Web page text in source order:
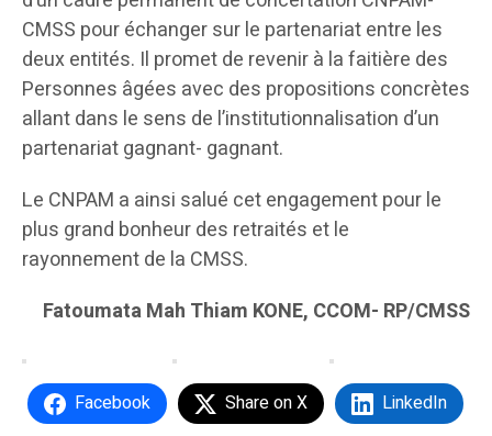
CMSS pour échanger sur le partenariat entre les
deux entités. Il promet de revenir à la faitière des
Personnes âgées avec des propositions concrètes
allant dans le sens de l’institutionnalisation d’un
partenariat gagnant- gagnant.
Le CNPAM a ainsi salué cet engagement pour le
plus grand bonheur des retraités et le
rayonnement de la CMSS.
Fatoumata Mah Thiam KONE, CCOM- RP/CMSS
Facebook Share on X LinkedIn